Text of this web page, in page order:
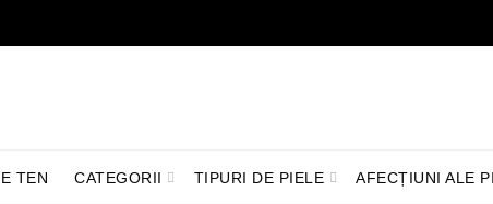
TEN CATEGORII TIPURI DE PIELE AFECȚIUNI ALE